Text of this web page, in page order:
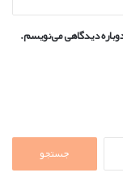
دیدگاهی می‌نویسم.
جستجو